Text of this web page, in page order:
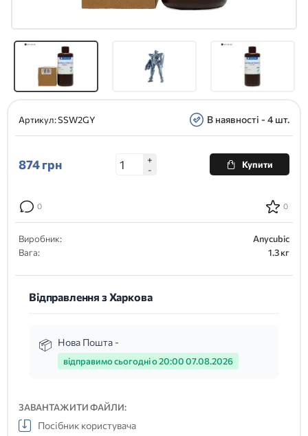
Артикул:SSW2GY В наявності - 4 шт.
874грн
+
-
Купити
0 0
Виробник:
Anycubic
Вага:
1.3 кг
Відправлення з Харкова
Нова Пошта -
відправимо сьогодні о 20:00 07.08.2026
ЗАВАНТАЖИТИ ФАЙЛИ:
Посібник користувача